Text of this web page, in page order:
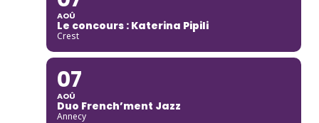
AOÛ
Le concours : Katerina Pipili
Crest
07
AOÛ
Duo French’ment Jazz
Annecy